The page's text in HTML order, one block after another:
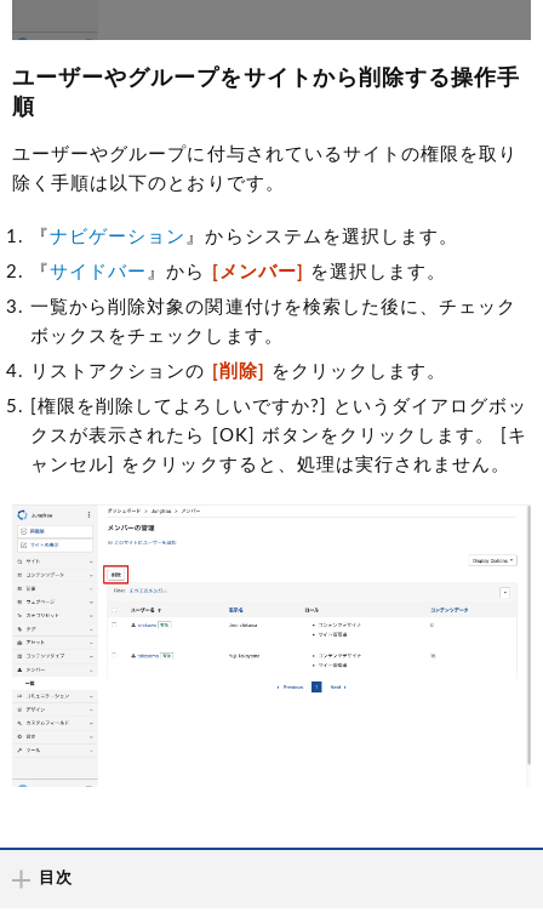
ユーザーやグループをサイトから削除する操作手
順
ユーザーやグループに付与されているサイトの権限を取り
除く手順は以下のとおりです。
『ナビゲーション 』からシステムを選択します。
『サイドバー 』から [メンバー]
を選択します。
一覧から削除対象の関連付けを検索した後に、チェック
ボックスをチェックします。
リストアクションの [削除]
をクリックします。
[権限を削除してよろしいですか?] というダイアログボッ
クスが表示されたら [OK] ボタンをクリックします。 [キ
ャンセル] をクリックすると、処理は実行されません。
目次